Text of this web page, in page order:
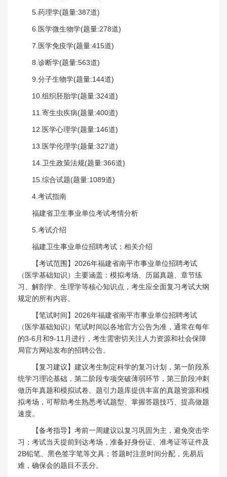
5.药理学(题量:387道)
6.医学微生物学(题量:278道)
7.医学免疫学(题量:415道)
8.诊断学(题量:563道)
9.分子生物学(题量:144道)
10.组织胚胎学(题量:324道)
11.寄生虫疾病(题量:400道)
12.医学心理学(题量:146道)
13.医学伦理学(题量:327道)
14.卫生政策法规(题量:366道)
15.综合试题(题量:1089道)
4.考试指南
福建省卫生事业单位考试考情分析
5.考试介绍
福建卫生事业单位招聘考试：相关介绍
【考试范围】2026年福建省南平市事业单位招聘考试
（医学基础知识）主要涵盖：模拟考场、历届真题、章节练
习、解剖学、生理学等核心知识点，考生应全面复习考试大纲
规定的所有内容。
【笔试时间】2026年福建省南平市事业单位招聘考试
（医学基础知识）笔试时间以各地官方公告为准，通常在每年
的3-6月和9-11月进行，考生需密切关注人力资源和社会保障
局官方网站发布的招聘公告。
【复习建议】建议考生制定科学的复习计划，第一阶段系
统学习理论基础，第二阶段专项突破薄弱环节，第三阶段冲刺
做历年真题和模拟试卷。题引力题库提供丰富的真题资源和模
拟考场，可帮助考生熟悉考试题型、掌握答题技巧、提高做题
速度。
【备考指导】考前一周建议以复习巩固为主，避免突击学
习；考试当天提前到达考场，准备好身份证、准考证等证件及
2B铅笔、黑色签字笔等文具；答题时注意时间分配，先易后
难，确保会的题目不丢分。